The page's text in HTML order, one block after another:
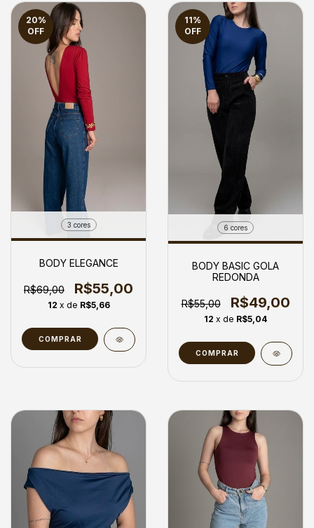
20%
OFF
3 cores
BODY ELEGANCE
R$69,00 R$55,00
12 x de R$5,66
COMPRAR
11%
OFF
6 cores
BODY BASIC GOLA
REDONDA
R$55,00 R$49,00
12 x de R$5,04
COMPRAR